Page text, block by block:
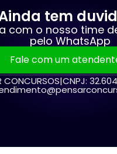
tem
com o nosso time
pelo WhatsApp
Fale com um
CONCURSOS|CNPJ: